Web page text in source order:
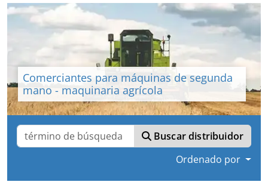
Comerciantes para máquinas de segunda
mano - maquinaria agrícola
Buscar distribuidor
Ordenado por